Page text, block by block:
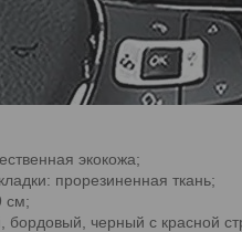
экокожа;
прорезиненная ткань;
см;
бордовый, черный с красной